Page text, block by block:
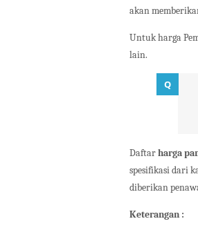
akan
Untuk harga
lain.
Daftarharga
spesifikasi dari
diberikan
Keterangan :